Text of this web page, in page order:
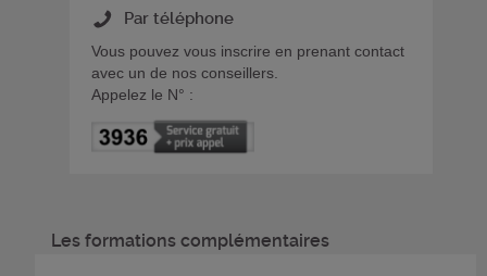
Par téléphone
Vous pouvez vous inscrire en prenant contact
avec un de nos conseillers.
Appelez le N° :
Les formations complémentaires